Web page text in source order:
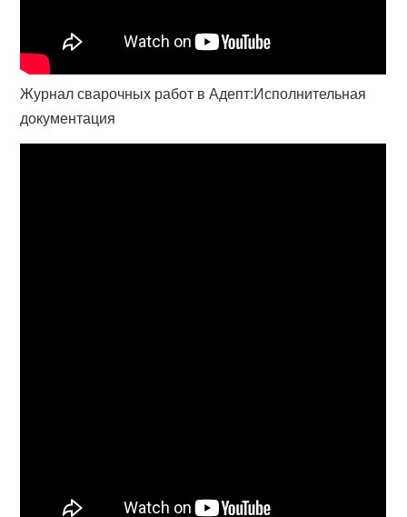
Журнал сварочных работ в Адепт:Исполнительная
документация